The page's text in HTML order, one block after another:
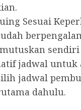
Sesuai
jadwal
jadwal
dahulu.